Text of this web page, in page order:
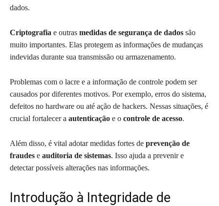
dados.
Criptografia e outras medidas de segurança de dados são
muito importantes. Elas protegem as informações de mudanças
indevidas durante sua transmissão ou armazenamento.
Problemas com o lacre e a informação de controle podem ser
causados por diferentes motivos. Por exemplo, erros do sistema,
defeitos no hardware ou até ação de hackers. Nessas situações, é
crucial fortalecer a autenticação e o controle de acesso.
Além disso, é vital adotar medidas fortes de prevenção de
fraudes e auditoria de sistemas. Isso ajuda a prevenir e
detectar possíveis alterações nas informações.
Introdução à Integridade de